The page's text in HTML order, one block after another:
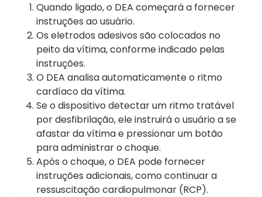
Quando ligado, o DEA começará a fornecer
instruções ao usuário.
Os eletrodos adesivos são colocados no
peito da vítima, conforme indicado pelas
instruções.
O DEA analisa automaticamente o ritmo
cardíaco da vítima.
Se o dispositivo detectar um ritmo tratável
por desfibrilação, ele instruirá o usuário a se
afastar da vítima e pressionar um botão
para administrar o choque.
Após o choque, o DEA pode fornecer
instruções adicionais, como continuar a
ressuscitação cardiopulmonar (RCP).